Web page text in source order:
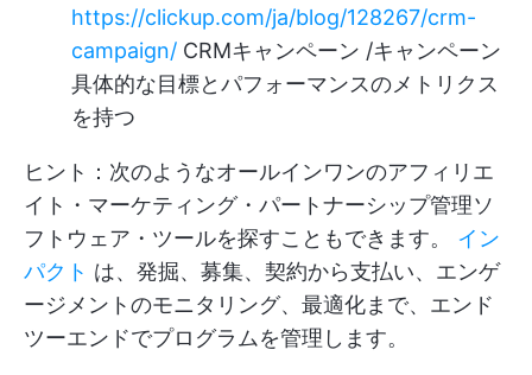
https://clickup.com/ja/blog/128267/crm-
campaign/ CRMキャンペーン /キャンペーン
具体的な目標とパフォーマンスのメトリクス
を持つ
ヒント：次のようなオールインワンのアフィリエ
イト・マーケティング・パートナーシップ管理ソ
フトウェア・ツールを探すこともできます。 イン
パクト は、発掘、募集、契約から支払い、エンゲ
ージメントのモニタリング、最適化まで、エンド
ツーエンドでプログラムを管理します。